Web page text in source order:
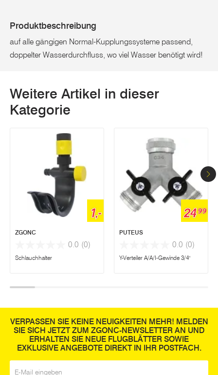
Produktbeschreibung
auf alle gängigen Normal-Kupplungssysteme passend,
doppelter Wasserdurchfluss, wo viel Wasser benötigt wird!
Weitere Artikel in dieser
Kategorie
1,-
ZGONC
0.0 (0)
Schlauchhalter
2499
PUTEUS
0.0 (0)
Y-Verteiler A/A/I-Gewinde 3/4"
VERPASSEN SIE KEINE NEUIGKEITEN MEHR! MELDEN
SIE SICH JETZT ZUM ZGONC-NEWSLETTER AN UND
ERHALTEN SIE NEUE FLUGBLÄTTER SOWIE
EXKLUSIVE ANGEBOTE DIREKT IN IHR POSTFACH.